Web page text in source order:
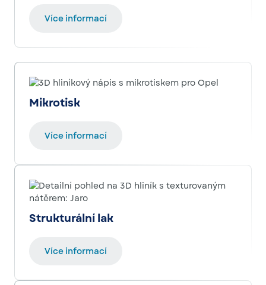
Více informací
Mikrotisk
Více informací
Strukturální lak
Více informací